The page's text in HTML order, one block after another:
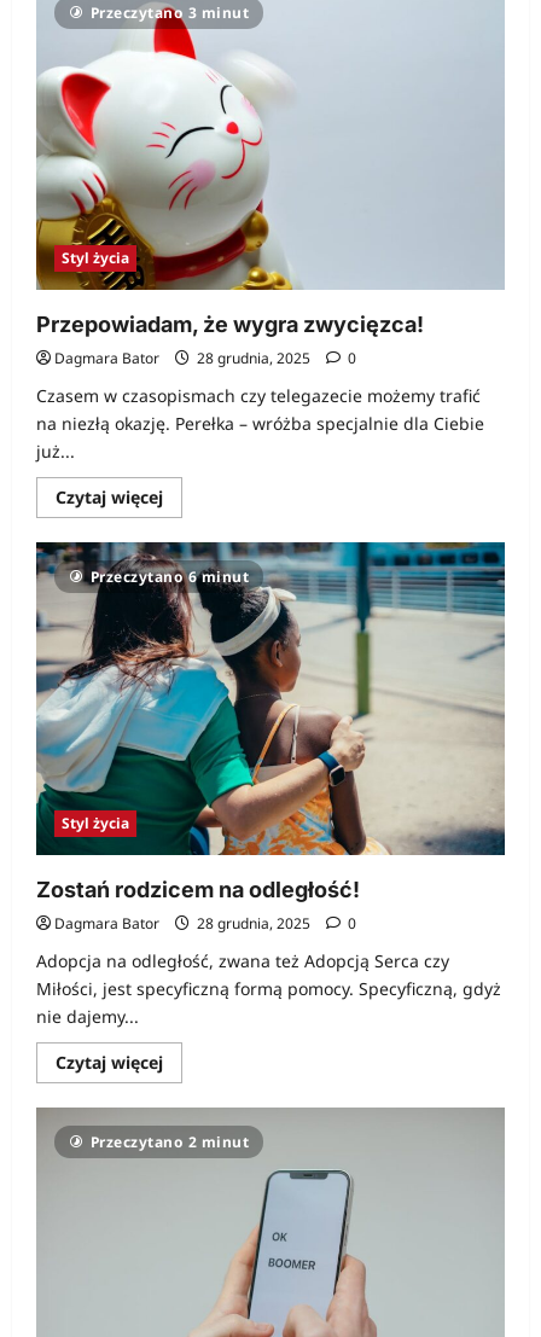
przodem!
Przeczytano 3 minut
Styl życia
Przepowiadam, że wygra zwycięzca!
Dagmara Bator 28 grudnia, 2025 0
Czasem w czasopismach czy telegazecie możemy trafić
na niezłą okazję. Perełka – wróżba specjalnie dla Ciebie
już...
Czytaj więcejDowiedz
się
o
Przepowiadam,
że
wygra
zwycięzca!
Przeczytano 6 minut
Styl życia
Zostań rodzicem na odległość!
Dagmara Bator 28 grudnia, 2025 0
Adopcja na odległość, zwana też Adopcją Serca czy
Miłości, jest specyficzną formą pomocy. Specyficzną, gdyż
nie dajemy...
Czytaj więcejDowiedz
się
o
Zostań
rodzicem
na
Przeczytano 2 minut